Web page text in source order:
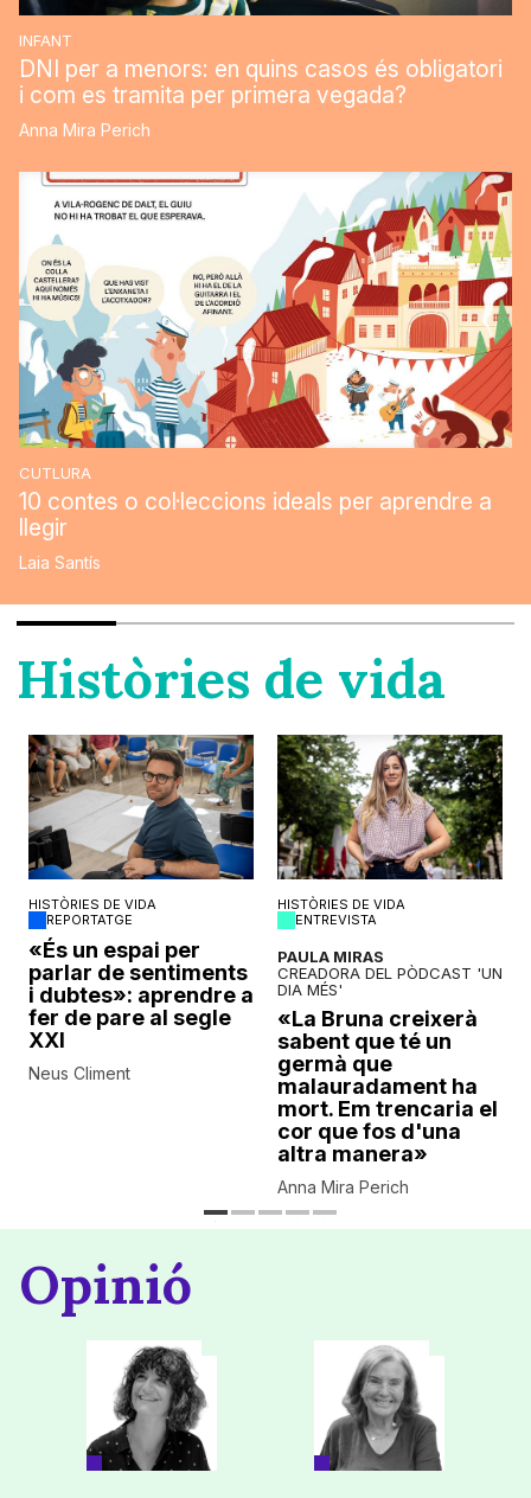
INFANT
DNI per a menors: en quins casos és obligatori
i com es tramita per primera vegada?
Anna Mira Perich
CUTLURA
10 contes o col·leccions ideals per aprendre a
llegir
Laia Santís
Històries de vida
HISTÒRIES DE VIDA
REPORTATGE
«És un espai per
parlar de sentiments
i dubtes»: aprendre a
fer de pare al segle
XXI
Neus Climent
HISTÒRIES DE VIDA
ENTREVISTA
PAULA MIRAS
CREADORA DEL PÒDCAST 'UN
DIA MÉS'
«La Bruna creixerà
sabent que té un
germà que
malauradament ha
mort. Em trencaria el
cor que fos d'una
altra manera»
Anna Mira Perich
Opinió